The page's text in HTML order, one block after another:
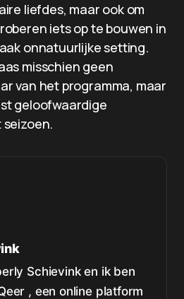
liefdes, maar ook om
iets op te bouwen in
onnatuurlijke setting.
misschien geen
van het programma, maar
geloofwaardige
Schievink en ik ben
, een online platform